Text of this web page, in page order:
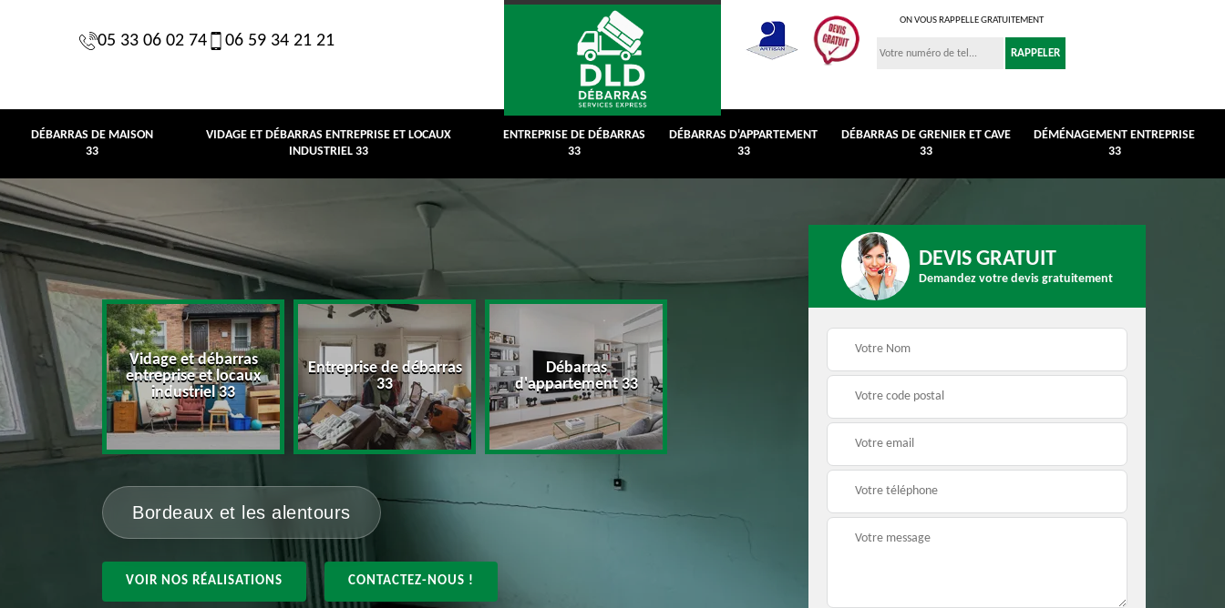
05 33 06 02 74 06 59 34 21 21
ON VOUS RAPPELLE GRATUITEMENT
DÉBARRAS DE MAISON
33
VIDAGE ET DÉBARRAS ENTREPRISE ET LOCAUX
INDUSTRIEL 33
ENTREPRISE DE DÉBARRAS
33
DÉBARRAS D'APPARTEMENT
33
DÉBARRAS DE GRENIER ET CAVE
33
DÉMÉNAGEMENT ENTREPRISE
33
maison 33
Vidage et débarras
entreprise et locaux
industriel 33
Entreprise de débarras
33
Débarras
d'appartement 33
Débarras de grenier et
Déménagement
Débarras de maison
Bordeaux et les alentours
VOIR NOS RÉALISATIONS CONTACTEZ-NOUS !
DEVIS GRATUIT
Demandez votre devis gratuitement